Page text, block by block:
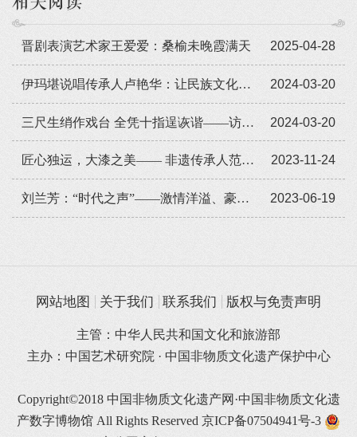
2025-04-28
晋剧表演艺术家王爱爱：桑榆未晚霞满天
2024-03-20
伊玛堪说唱传承人卢艳华：让民族文化瑰宝代代相传
2024-03-20
三尺生绡作戏台 全凭十指逞诙谐——访云梦皮影国家级非遗传承人秦礼刚
2023-11-24
匠心独运，大漆之美—— 非遗传承人范福安的漆彩人生
2023-06-19
刘兰芳：“时代之声”——激情洋溢、豪迈雄浑且独具声韵美感，这个声音响彻20世纪80年代，成为一个时代的集体记忆
网站地图 关于我们 联系我们 版权与免责声明
主管：中华人民共和国文化和旅游部
主办：中国艺术研究院 · 中国非物质文化遗产保护中心
Copyright©2018 中国非物质文化遗产网·中国非物质文化遗
产数字博物馆 All Rights Reserved 京ICP备07504941号-3